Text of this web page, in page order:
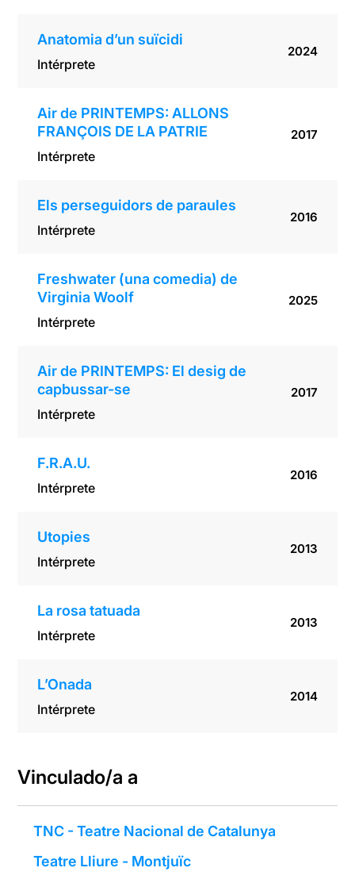
Anatomia d’un suïcidi
Intérprete
2024
Air de PRINTEMPS: ALLONS
FRANÇOIS DE LA PATRIE
Intérprete
2017
Els perseguidors de paraules
Intérprete
2016
Freshwater (una comedia) de
Virginia Woolf
Intérprete
2025
Air de PRINTEMPS: El desig de
capbussar-se
Intérprete
2017
F.R.A.U.
Intérprete
2016
Utopies
Intérprete
2013
La rosa tatuada
Intérprete
2013
L’Onada
Intérprete
2014
Vinculado/a a
TNC - Teatre Nacional de Catalunya
Teatre Lliure - Montjuïc